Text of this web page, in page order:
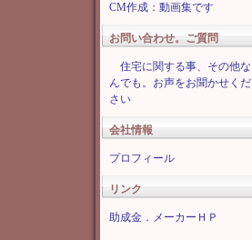
CM作成：動画集です
お問い合わせ。ご質問
住宅に関する事、その他な
んでも。お声をお聞かせくだ
さい
会社情報
プロフィール
リンク
助成金．メーカーＨＰ